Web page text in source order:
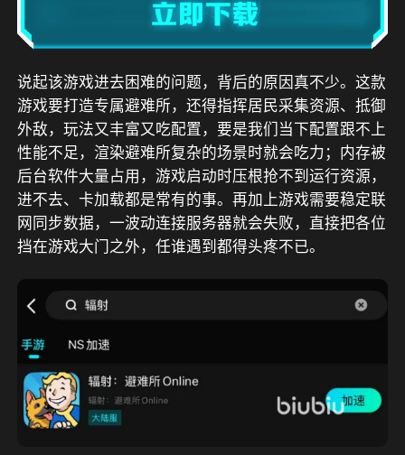
说起该游戏进去困难的问题，背后的原因真不少。这款
游戏要打造专属避难所，还得指挥居民采集资源、抵御
外敌，玩法又丰富又吃配置，要是我们当下配置跟不上
性能不足，渲染避难所复杂的场景时就会吃力；内存被
后台软件大量占用，游戏启动时压根抢不到运行资源，
进不去、卡加载都是常有的事。再加上游戏需要稳定联
网同步数据，一波动连接服务器就会失败，直接把各位
挡在游戏大门之外，任谁遇到都得头疼不已。